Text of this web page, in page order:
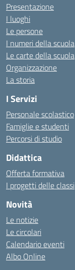
Presentazione
I luoghi
Le persone
I numeri della scuola
Le carte della scuola
Organizzazione
La storia
I Servizi
Personale scolastico
Famiglie e studenti
Percorsi di studio
Didattica
Offerta formativa
I progetti delle classi
Novità
Le notizie
Le circolari
Calendario eventi
Albo Online